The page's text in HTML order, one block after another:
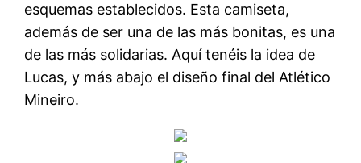
esquemas establecidos. Esta camiseta,
además de ser una de las más bonitas, es una
de las más solidarias. Aquí tenéis la idea de
Lucas, y más abajo el diseño final del Atlético
Mineiro.